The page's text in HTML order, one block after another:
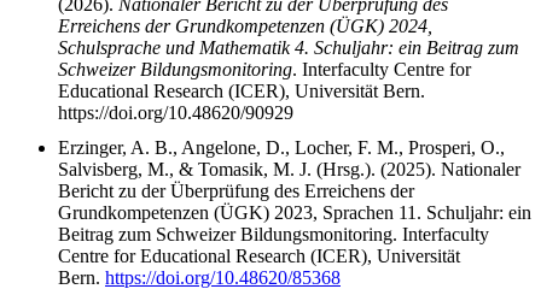
(2026). Nationaler Bericht zu der Überprüfung des
Erreichens der Grundkompetenzen (ÜGK) 2024,
Schulsprache und Mathematik 4. Schuljahr: ein Beitrag zum
Schweizer Bildungsmonitoring. Interfaculty Centre for
Educational Research (ICER), Universität Bern.
https://doi.org/10.48620/90929
Erzinger, A. B., Angelone, D., Locher, F. M., Prosperi, O.,
Salvisberg, M., & Tomasik, M. J. (Hrsg.). (2025). Nationaler
Bericht zu der Überprüfung des Erreichens der
Grundkompetenzen (ÜGK) 2023, Sprachen 11. Schuljahr: ein
Beitrag zum Schweizer Bildungsmonitoring. Interfaculty
Centre for Educational Research (ICER), Universität
Bern. https://doi.org/10.48620/85368